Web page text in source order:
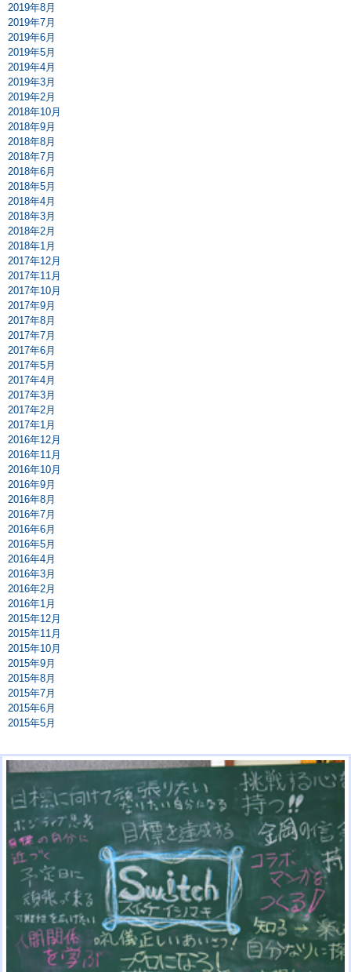
2019年8月
2019年7月
2019年6月
2019年5月
2019年4月
2019年3月
2019年2月
2018年10月
2018年9月
2018年8月
2018年7月
2018年6月
2018年5月
2018年4月
2018年3月
2018年2月
2018年1月
2017年12月
2017年11月
2017年10月
2017年9月
2017年8月
2017年7月
2017年6月
2017年5月
2017年4月
2017年3月
2017年2月
2017年1月
2016年12月
2016年11月
2016年10月
2016年9月
2016年8月
2016年7月
2016年6月
2016年5月
2016年4月
2016年3月
2016年2月
2016年1月
2015年12月
2015年11月
2015年10月
2015年9月
2015年8月
2015年7月
2015年6月
2015年5月